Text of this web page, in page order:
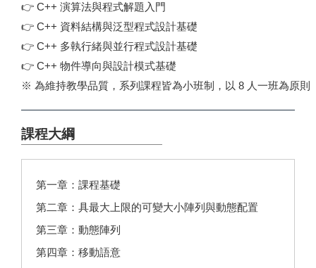
👉 C++ 演算法與程式解題入門
👉 C++ 資料結構與泛型程式設計基礎
👉 C++ 多執行緒與並行程式設計基礎
👉 C++ 物件導向與設計模式基礎
※ 為維持教學品質，系列課程皆為小班制，以 8 人一班為原則
課程大綱
第一章：課程基礎
第二章：具最大上限的可變大小陣列與動態配置
第三章：動態陣列
第四章：移動語意